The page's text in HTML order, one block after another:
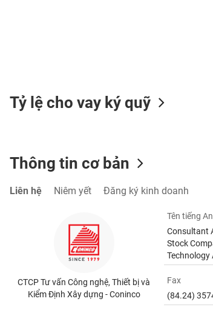
Tỷ lệ cho vay ký quỹ
Thông tin cơ bản
Liên hệ Niêm yết Đăng ký kinh doanh
CTCP Tư vấn Công nghệ, Thiết bị và
Kiểm Định Xây dựng - Coninco
Tên tiếng
Consultant
Stock
Technology
Fax
(84.24)
CHÍNH